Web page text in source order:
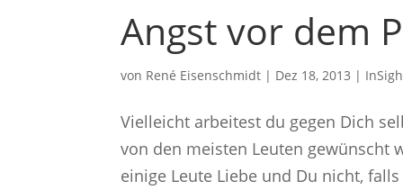
Angst vor dem
von René Eisenschmidt | Dez 18, 2013 |
Vielleicht arbeitest du gegen Dich
von den meisten Leuten gewünscht
einige Leute Liebe und Du nicht,